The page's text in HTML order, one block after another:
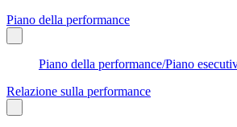
Piano della performance
Piano della performance/Piano
Relazione sulla performance